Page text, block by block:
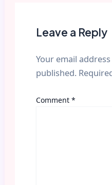
Leave a Reply
Your email
published.
Comment *